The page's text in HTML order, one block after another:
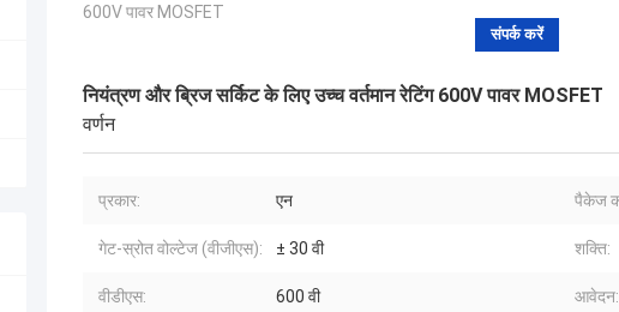
600V पावर MOSFET
संपर्क करें
नियंत्रण और ब्रिज सर्किट के लिए उच्च वर्तमान रेटिंग 600V पावर MOSFET
वर्णन
प्रकार: एन पैकेज
गेट-स्रोत वोल्टेज (वीजीएस): ± 30 वी शक्ति:
वीडीएस: 600 वी आवेदन: